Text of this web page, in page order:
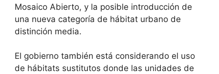
Mosaico Abierto, y la posible introducción de
una nueva categoría de hábitat urbano de
distinción media.
El gobierno también está considerando el uso
de hábitats sustitutos donde las unidades de